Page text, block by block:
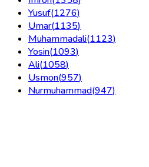
Yusuf(1276)
Umar(1135)
Muhammadali(1123)
Yosin(1093)
Ali(1058)
Usmon(957)
Nurmuhammad(947)